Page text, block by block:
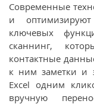
Современные
и
ключевых
сканнинг,
контактные
к ним заметки и
Excel одним
вручную